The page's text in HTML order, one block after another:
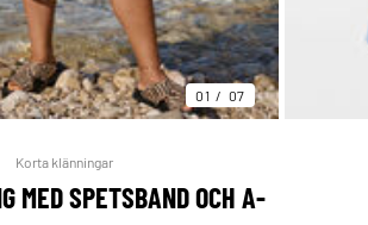
01 07
Korta klänningar
MED SPETSBAND OCH A-